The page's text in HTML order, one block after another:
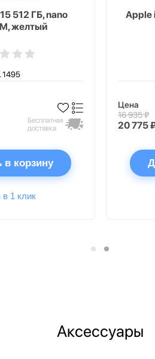
512 ГБ, nano
желтый
1495
Бесплатная
доставка
в корзину
в 1 клик
Apple
Цена
16 935 ₽
20 775
Аксессуары